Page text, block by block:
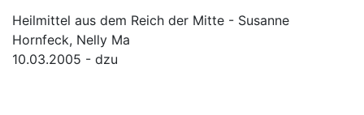
Heilmittel aus dem Reich der Mitte - Susanne
Hornfeck, Nelly Ma
10.03.2005 - dzu